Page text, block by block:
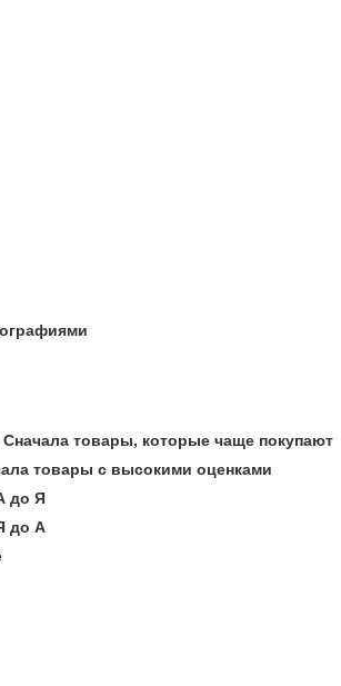
Сначала товары, которые чаще покупают
товары с высокими оценками
до Я
до А